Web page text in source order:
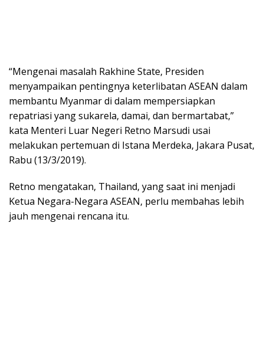
“Mengenai masalah Rakhine State, Presiden
menyampaikan pentingnya keterlibatan ASEAN dalam
membantu Myanmar di dalam mempersiapkan
repatriasi yang sukarela, damai, dan bermartabat,”
kata Menteri Luar Negeri Retno Marsudi usai
melakukan pertemuan di Istana Merdeka, Jakara Pusat,
Rabu (13/3/2019).
Retno mengatakan, Thailand, yang saat ini menjadi
Ketua Negara-Negara ASEAN, perlu membahas lebih
jauh mengenai rencana itu.